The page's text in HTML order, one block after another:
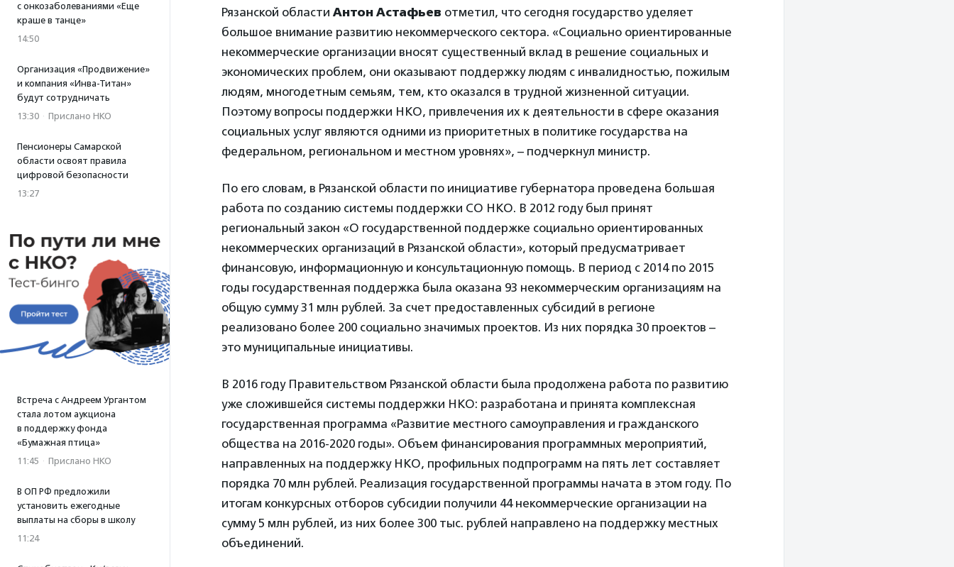
с онкозаболеваниями «Еще
краше в танце»
14:50
Организация «Продвижение»
и компания «Инва-Титан»
будут сотрудничать
13:30 · Прислано НКО
Пенсионеры Самарской
области освоят правила
цифровой безопасности
13:27
Встреча с Андреем Ургантом
стала лотом аукциона
в поддержку фонда
«Бумажная птица»
11:45 · Прислано НКО
В ОП РФ предложили
установить ежегодные
выплаты на сборы в школу
11:24
Рязанской области Антон Астафьев отметил, что сегодня государство уделяет
большое внимание развитию некоммерческого сектора. «Социально ориентированные
некоммерческие организации вносят существенный вклад в решение социальных и
экономических проблем, они оказывают поддержку людям с инвалидностью, пожилым
людям, многодетным семьям, тем, кто оказался в трудной жизненной ситуации.
Поэтому вопросы поддержки НКО, привлечения их к деятельности в сфере оказания
социальных услуг являются одними из приоритетных в политике государства на
федеральном, региональном и местном уровнях», – подчеркнул министр.
По его словам, в Рязанской области по инициативе губернатора проведена большая
работа по созданию системы поддержки СО НКО. В 2012 году был принят
региональный закон «О государственной поддержке социально ориентированных
некоммерческих организаций в Рязанской области», который предусматривает
финансовую, информационную и консультационную помощь. В период с 2014 по 2015
годы государственная поддержка была оказана 93 некоммерческим организациям на
общую сумму 31 млн рублей. За счет предоставленных субсидий в регионе
реализовано более 200 социально значимых проектов. Из них порядка 30 проектов –
это муниципальные инициативы.
В 2016 году Правительством Рязанской области была продолжена работа по развитию
уже сложившейся системы поддержки НКО: разработана и принята комплексная
государственная программа «Развитие местного самоуправления и гражданского
общества на 2016-2020 годы». Объем финансирования программных мероприятий,
направленных на поддержку НКО, профильных подпрограмм на пять лет составляет
порядка 70 млн рублей. Реализация государственной программы начата в этом году. По
итогам конкурсных отборов субсидии получили 44 некоммерческие организации на
сумму 5 млн рублей, из них более 300 тыс. рублей направлено на поддержку местных
объединений.